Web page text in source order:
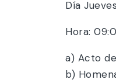
Día
Hora:
a) Acto
b)